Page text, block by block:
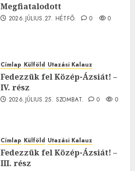
Megfiatalodott
2026.JÚLIUS.27. HÉTFŐ. 0 0
Címlap Külföld Utazási Kalauz
Fedezzük fel Közép-Ázsiát! –
IV. rész
2026.JÚLIUS.25. SZOMBAT. 0 0
Címlap Külföld Utazási Kalauz
Fedezzük fel Közép-Ázsiát! –
III. rész